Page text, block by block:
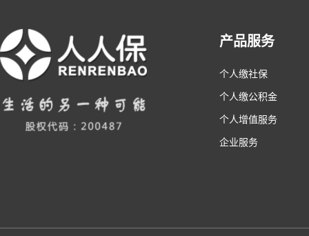
产品服务
个人缴社保
个人缴公积金
个人增值服务
企业服务